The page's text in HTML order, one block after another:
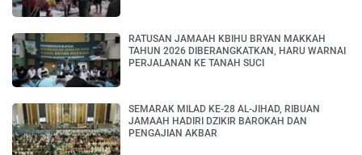
RATUSAN JAMAAH KBIHU BRYAN MAKKAH
TAHUN 2026 DIBERANGKATKAN, HARU WARNAI
PERJALANAN KE TANAH SUCI
SEMARAK MILAD KE-28 AL-JIHAD, RIBUAN
JAMAAH HADIRI DZIKIR BAROKAH DAN
PENGAJIAN AKBAR